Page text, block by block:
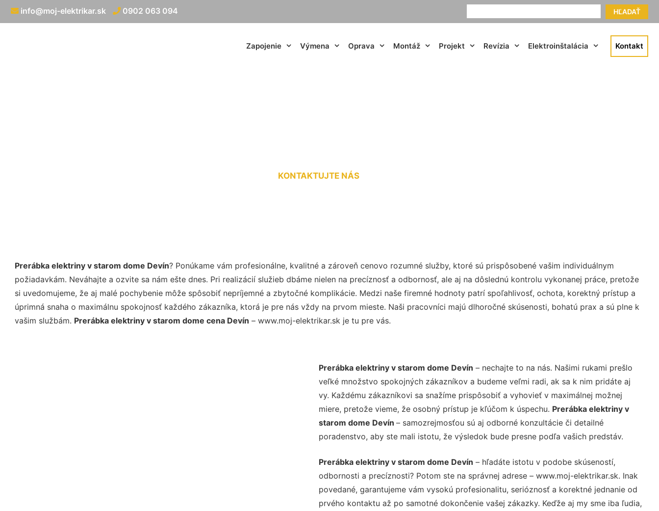
HĽADAŤ
info@moj-elektrikar.sk 0902 063 094
Zapojenie Výmena Oprava Montáž Projekt Revízia Elektroinštalácia Kontakt
KONTAKTUJTE NÁS
Prerábka elektriny v starom dome Devín? Ponúkame vám profesionálne, kvalitné a zároveň cenovo rozumné služby, ktoré sú prispôsobené vašim individuálnym
požiadavkám. Neváhajte a ozvite sa nám ešte dnes. Pri realizácií služieb dbáme nielen na precíznosť a odbornosť, ale aj na dôslednú kontrolu vykonanej práce, pretože
si uvedomujeme, že aj malé pochybenie môže spôsobiť nepríjemné a zbytočné komplikácie. Medzi naše firemné hodnoty patrí spoľahlivosť, ochota, korektný prístup a
úprimná snaha o maximálnu spokojnosť každého zákazníka, ktorá je pre nás vždy na prvom mieste. Naši pracovníci majú dlhoročné skúsenosti, bohatú prax a sú plne k
vašim službám. Prerábka elektriny v starom dome cena Devín – www.moj-elektrikar.sk je tu pre vás.
Prerábka elektriny v starom dome Devín – nechajte to na nás. Našimi rukami prešlo
veľké množstvo spokojných zákazníkov a budeme veľmi radi, ak sa k nim pridáte aj
vy. Každému zákazníkovi sa snažíme prispôsobiť a vyhovieť v maximálnej možnej
miere, pretože vieme, že osobný prístup je kľúčom k úspechu. Prerábka elektriny v
starom dome Devín – samozrejmosťou sú aj odborné konzultácie či detailné
poradenstvo, aby ste mali istotu, že výsledok bude presne podľa vašich predstáv.
Prerábka elektriny v starom dome Devín – hľadáte istotu v podobe skúseností,
odbornosti a precíznosti? Potom ste na správnej adrese – www.moj-elektrikar.sk. Inak
povedané, garantujeme vám vysokú profesionalitu, serióznosť a korektné jednanie od
prvého kontaktu až po samotné dokončenie vašej zákazky. Keďže aj my sme iba ľudia,